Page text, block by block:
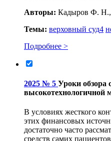
Авторы: Кадыров Ф.
Темы: верховный суд4
Подробнее >
2025 № 5 Уроки обзора
высокотехнологичной
В условиях жесткого
этих финансовых
достаточно часто
средств самих